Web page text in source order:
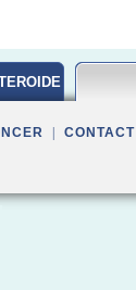
CONTACT